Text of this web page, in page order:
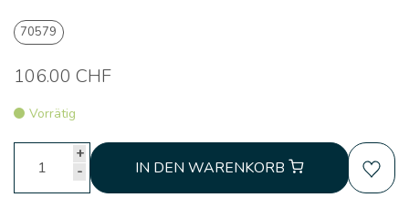
70579
106.00 CHF
Vorrätig
+
-
IN DEN WARENKORB